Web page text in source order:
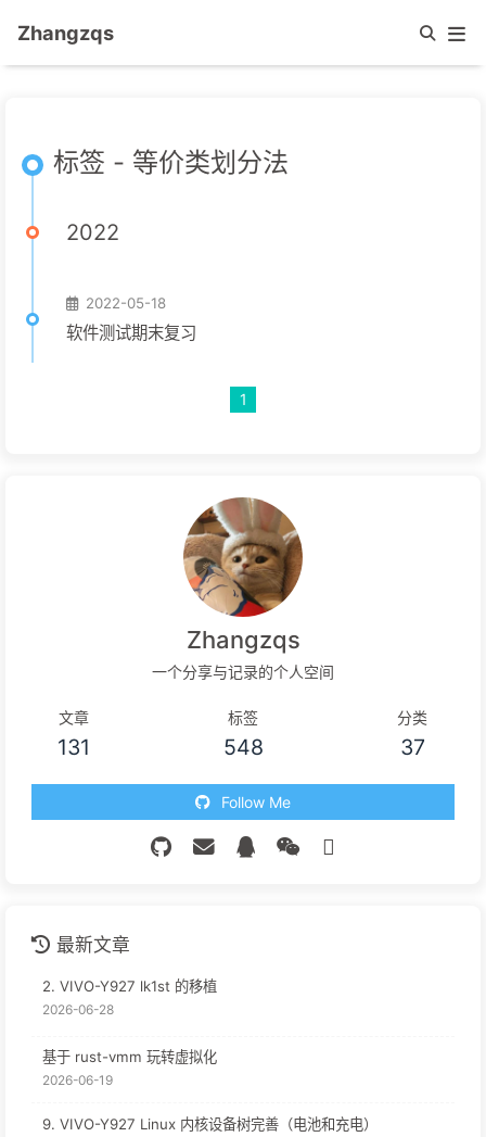
Zhangzqs
标签 - 等价类划分法
2022
2022-05-18
软件测试期末复习
1
Zhangzqs
一个分享与记录的个人空间
文章
131
标签
548
分类
37
Follow Me
最新文章
2. VIVO-Y927 lk1st 的移植
2026-06-28
基于 rust-vmm 玩转虚拟化
2026-06-19
9. VIVO-Y927 Linux 内核设备树完善（电池和充电）